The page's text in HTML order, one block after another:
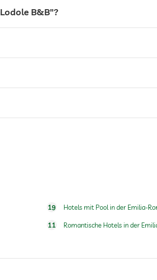
B&B"?
19 Hotels mit Pool in der Emilia-
11 Romantische Hotels in der